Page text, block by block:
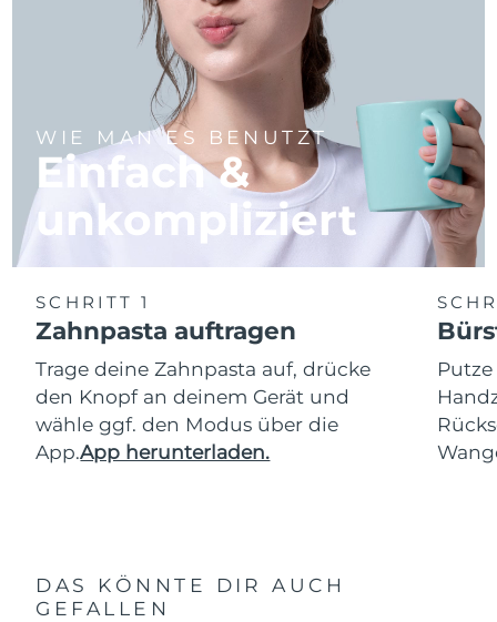
WIE MAN ES BENUTZT
Einfach &
unkompliziert
SCHRITT 1
Zahnpasta auftragen
Trage deine Zahnpasta auf, drücke
den Knopf an deinem Gerät und
wähle ggf. den Modus über die
App.App herunterladen.
DAS KÖNNTE DIR AUCH
GEFALLEN